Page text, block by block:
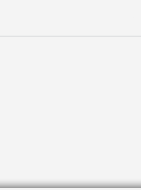
Desvantagens e a